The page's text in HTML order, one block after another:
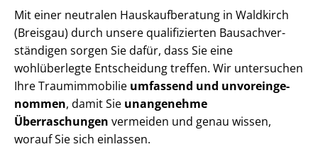
Mit einer neutralen Haus­kauf­be­ra­tung in Waldkirch
(Breisgau) durch unsere qualifizierten Bau­sach­ver­
stän­di­gen sorgen Sie dafür, dass Sie eine
wohlüberlegte Entscheidung treffen. Wir untersuchen
Ihre Traumimmobilie umfassend und un­vor­ein­ge­
nom­men, damit Sie unangenehme
Überraschungen vermeiden und genau wissen,
worauf Sie sich einlassen.